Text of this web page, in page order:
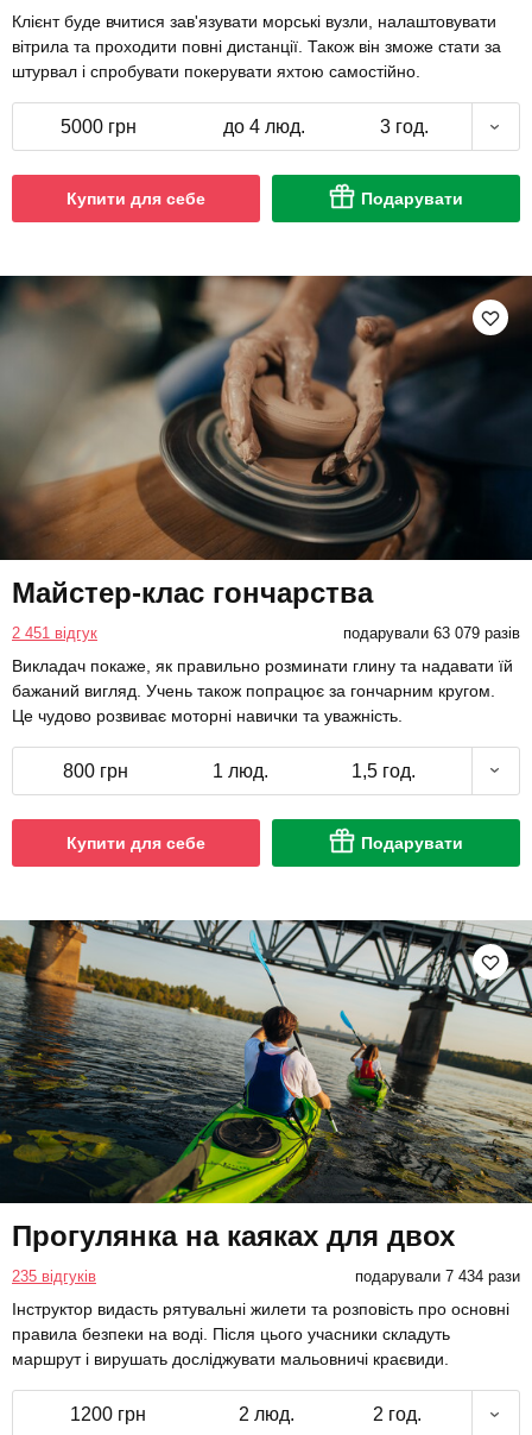
Клієнт буде вчитися зав'язувати морські вузли, налаштовувати
вітрила та проходити повні дистанції. Також він зможе стати за
штурвал і спробувати покерувати яхтою самостійно.
5000 грн до 4 люд. 3 год.
Купити для себе Подарувати
Майстер-клас гончарства
2 451 відгук подарували 63 079 разів
Викладач покаже, як правильно розминати глину та надавати їй
бажаний вигляд. Учень також попрацює за гончарним кругом.
Це чудово розвиває моторні навички та уважність.
800 грн 1 люд. 1,5 год.
Купити для себе Подарувати
Прогулянка на каяках для двох
235 відгуків подарували 7 434 рази
Інструктор видасть рятувальні жилети та розповість про основні
правила безпеки на воді. Після цього учасники складуть
маршрут і вирушать досліджувати мальовничі краєвиди.
1200 грн 2 люд. 2 год.